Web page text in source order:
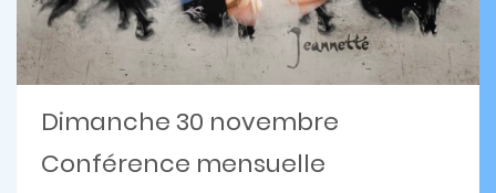
Dimanche 30 novembre
Conférence mensuelle